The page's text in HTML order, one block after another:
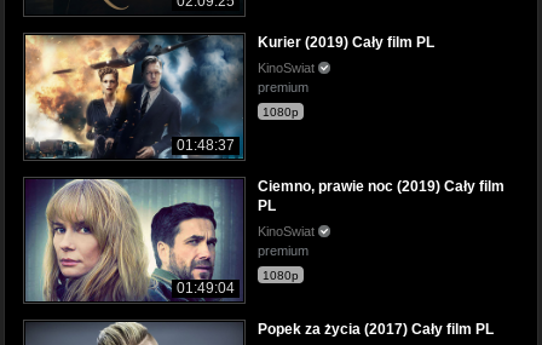
01:48:37
Kurier (2019) Cały film PL
KinoSwiat
premium
1080p
01:49:04
Ciemno, prawie noc (2019) Cały film
PL
KinoSwiat
premium
1080p
Popek za życia (2017) Cały film PL